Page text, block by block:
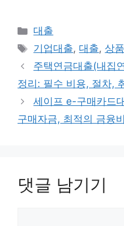
카
테
리
대출
태
그
기업대출,대출, 상
주택연금대출(내집
정리: 필수 비용, 절차,
세이프 e-구매카드
구매자금, 최적의 금융
댓글 남기기